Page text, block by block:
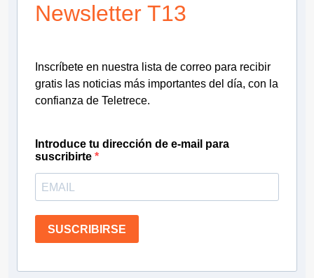
Newsletter T13
Inscríbete en nuestra lista de correo para recibir
gratis las noticias más importantes del día, con la
confianza de Teletrece.
Introduce tu dirección de e-mail para
suscribirte
SUSCRIBIRSE